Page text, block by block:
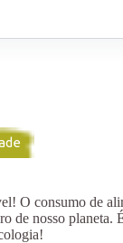
O consumo de
de nosso